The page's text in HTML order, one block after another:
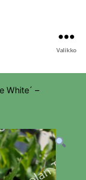
Valikko
White´ –